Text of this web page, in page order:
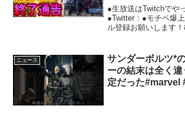
か…？【PS4/
アベンジャーズ】
●生放送はTwitchでや
●Twitter：●モチベ爆
ル登録お願いします
●2022年の世界のソフ
ニュース
サンダーボルツ*
ーの結末は全く
定だった#marvel